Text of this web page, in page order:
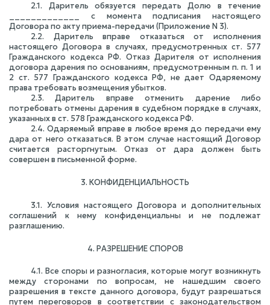
2.1. Даритель обязуется передать Долю в течение
_____________ с момента подписания настоящего
Договора по акту приема-передачи (ПриложениеN 3).
2.2. Даритель вправе отказаться от исполнения
настоящего Договора в случаях, предусмотренных ст. 577
Гражданского кодекса РФ. Отказ Дарителя от исполнения
договора дарения по основаниям, предусмотренным п. п. 1 и
2 ст. 577 Гражданского кодекса РФ, не дает Одаряемому
права требовать возмещения убытков.
2.3. Даритель вправе отменить дарение либо
потребовать отмены дарения в судебном порядке в случаях,
указанных в ст. 578 Гражданского кодекса РФ.
2.4. Одаряемый вправе в любое время до передачи ему
дара от него отказаться. В этом случае настоящий Договор
считается расторгнутым. Отказ от дара должен быть
совершен в письменной форме.
3. КОНФИДЕНЦИАЛЬНОСТЬ
3.1. Условия настоящего Договора и дополнительных
соглашений к нему конфиденциальны и не подлежат
разглашению.
4. РАЗРЕШЕНИЕ СПОРОВ
4.1. Все споры и разногласия, которые могут возникнуть
между сторонами по вопросам, не нашедшим своего
разрешения в тексте данного договора, будут разрешаться
путем переговоров в соответствии с законодательством